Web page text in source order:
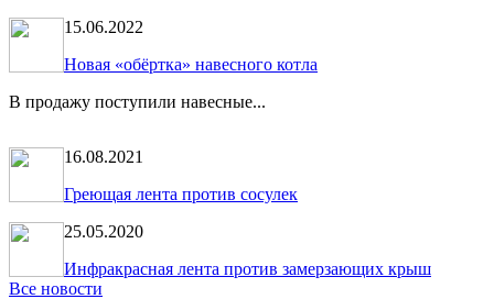
15.06.2022
Новая «обёртка» навесного котла
В продажу поступили навесные...
16.08.2021
Греющая лента против сосулек
25.05.2020
Инфракрасная лента против замерзающих крыш
Все новости